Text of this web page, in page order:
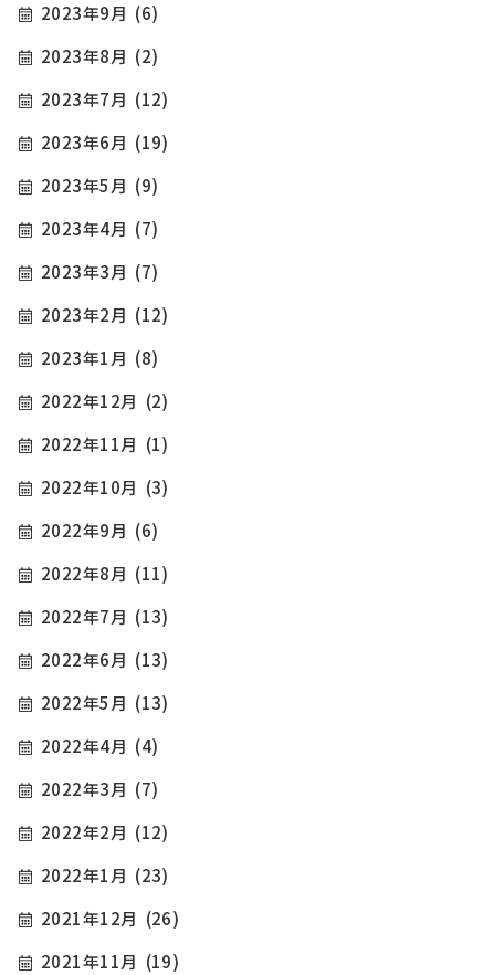
2023年9月 (6)
2023年8月 (2)
2023年7月 (12)
2023年6月 (19)
2023年5月 (9)
2023年4月 (7)
2023年3月 (7)
2023年2月 (12)
2023年1月 (8)
2022年12月 (2)
2022年11月 (1)
2022年10月 (3)
2022年9月 (6)
2022年8月 (11)
2022年7月 (13)
2022年6月 (13)
2022年5月 (13)
2022年4月 (4)
2022年3月 (7)
2022年2月 (12)
2022年1月 (23)
2021年12月 (26)
2021年11月 (19)